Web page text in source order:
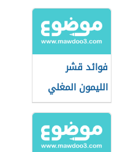
فوائد قشر
الليمون المغلي